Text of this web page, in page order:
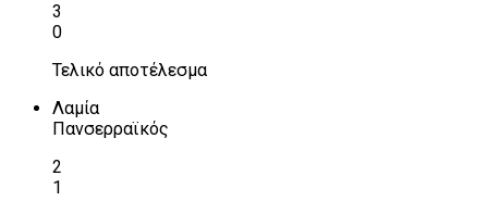
3
0
Τελικό αποτέλεσμα
Λαμία
Πανσερραϊκός
2
1